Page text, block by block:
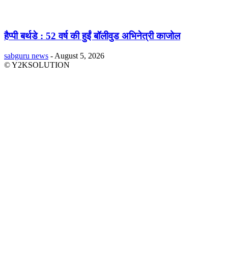
हैप्पी बर्थडे : 52 वर्ष की हुईं बॉलीवुड अभिनेत्री काजोल
sabguru news - August 5, 2026
© Y2KSOLUTION